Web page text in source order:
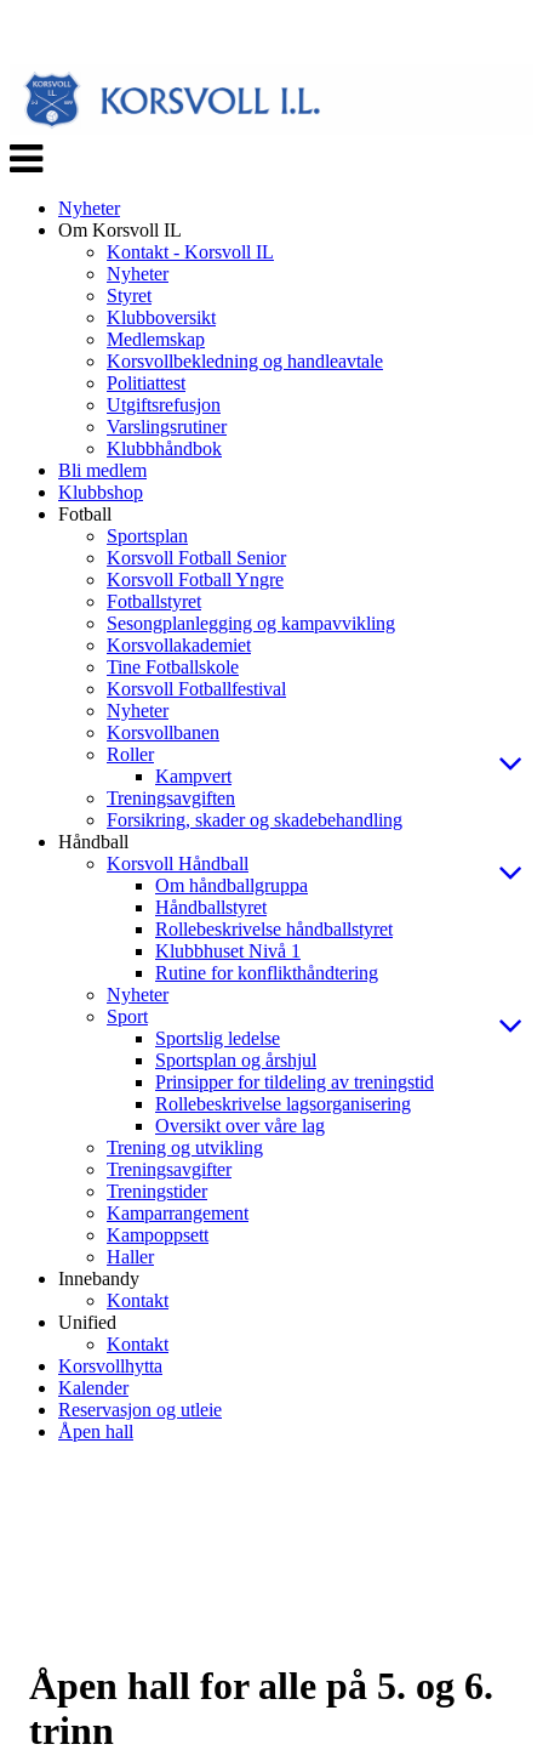
Veksle
navigasjon
Nyheter
Om Korsvoll IL
Kontakt - Korsvoll IL
Nyheter
Styret
Klubboversikt
Medlemskap
Korsvollbekledning og handleavtale
Politiattest
Utgiftsrefusjon
Varslingsrutiner
Klubbhåndbok
Bli medlem
Klubbshop
Fotball
Sportsplan
Korsvoll Fotball Senior
Korsvoll Fotball Yngre
Fotballstyret
Sesongplanlegging og kampavvikling
Korsvollakademiet
Tine Fotballskole
Korsvoll Fotballfestival
Nyheter
Korsvollbanen
Roller
Kampvert
Treningsavgiften
Forsikring, skader og skadebehandling
Håndball
Korsvoll Håndball
Om håndballgruppa
Håndballstyret
Rollebeskrivelse håndballstyret
Klubbhuset Nivå 1
Rutine for konflikthåndtering
Nyheter
Sport
Sportslig ledelse
Sportsplan og årshjul
Prinsipper for tildeling av treningstid
Rollebeskrivelse lagsorganisering
Oversikt over våre lag
Trening og utvikling
Treningsavgifter
Treningstider
Kamparrangement
Kampoppsett
Haller
Innebandy
Kontakt
Unified
Kontakt
Korsvollhytta
Kalender
Reservasjon og utleie
Åpen hall
Åpen hall for alle på 5. og 6.
trinn